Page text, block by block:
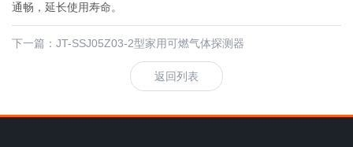
通畅，延长使用寿命。
下一篇： JT-SSJ05Z03-2型家用可燃气体探测器
返回列表